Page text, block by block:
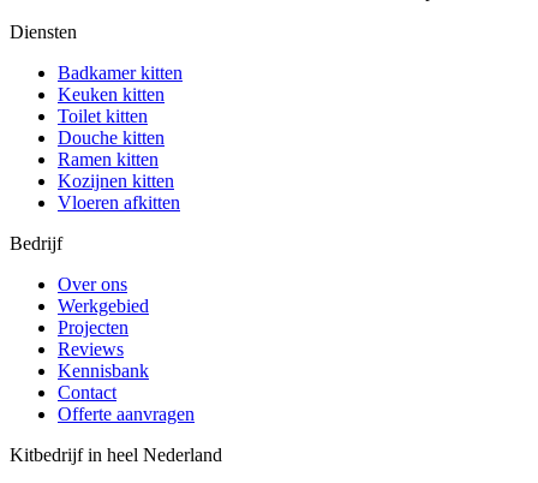
Diensten
Badkamer kitten
Keuken kitten
Toilet kitten
Douche kitten
Ramen kitten
Kozijnen kitten
Vloeren afkitten
Bedrijf
Over ons
Werkgebied
Projecten
Reviews
Kennisbank
Contact
Offerte aanvragen
Kitbedrijf in heel Nederland